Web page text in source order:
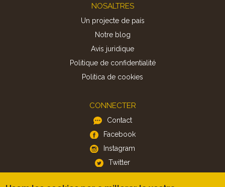
NOSALTRES
Un projecte de país
Notre blog
Avis juridique
Politique de confidentialité
Politica de cookies
CONNECTER
Contact
Facebook
Instagram
Twitter